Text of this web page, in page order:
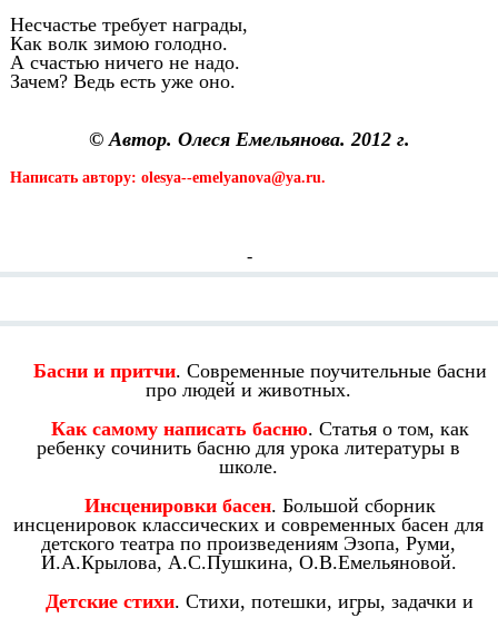
Несчастье требует награды,
Как волк зимою голодно.
А счастью ничего не надо.
Зачем? Ведь есть уже оно.
© Автор. Олеся Емельянова. 2012 г.
Написать автору: olesya--emelyanova@ya.ru.
-
Басни и притчи. Современные поучительные басни
про людей и животных.
Как самому написать басню. Статья о том, как
ребенку сочинить басню для урока литературы в
школе.
Инсценировки басен. Большой сборник
инсценировок классических и современных басен для
детского театра по произведениям Эзопа, Руми,
И.А.Крылова, А.С.Пушкина, О.В.Емельяновой.
Детские стихи. Стихи, потешки, игры, задачки и